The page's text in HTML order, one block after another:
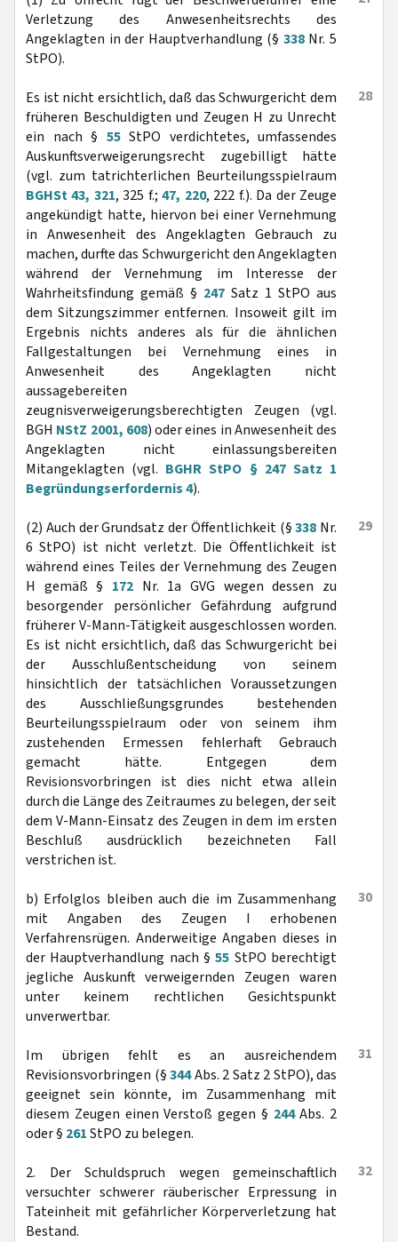
Verletzung des Anwesenheitsrechts des
Angeklagten in der Hauptverhandlung (§ 338Nr. 5
StPO).
28
Es ist nicht ersichtlich, daß das Schwurgericht dem
früheren Beschuldigten und Zeugen H zu Unrecht
ein nach § 55StPO verdichtetes, umfassendes
Auskunftsverweigerungsrecht zugebilligt hätte
(vgl. zum tatrichterlichen Beurteilungsspielraum
BGHSt 43, 321, 325 f.;47, 220, 222 f.). Da der Zeuge
angekündigt hatte, hiervon bei einer Vernehmung
in Anwesenheit des Angeklagten Gebrauch zu
machen, durfte das Schwurgericht den Angeklagten
während der Vernehmung im Interesse der
Wahrheitsfindung gemäß § 247 Satz 1 StPO aus
dem Sitzungszimmer entfernen. Insoweit gilt im
Ergebnis nichts anderes als für die ähnlichen
Fallgestaltungen bei Vernehmung eines in
Anwesenheit des Angeklagten nicht
aussagebereiten
zeugnisverweigerungsberechtigten Zeugen (vgl.
BGH NStZ 2001, 608) oder eines in Anwesenheit des
Angeklagten nicht einlassungsbereiten
Mitangeklagten (vgl. BGHR StPO § 247 Satz 1
Begründungserfordernis 4).
29
(2) Auch der Grundsatz der Öffentlichkeit (§338 Nr.
6 StPO) ist nicht verletzt. Die Öffentlichkeit ist
während eines Teiles der Vernehmung des Zeugen
H gemäß § 172 Nr. 1a GVG wegen dessen zu
besorgender persönlicher Gefährdung aufgrund
früherer V-Mann-Tätigkeit ausgeschlossen worden.
Es ist nicht ersichtlich, daß das Schwurgericht bei
der Ausschlußentscheidung von seinem
hinsichtlich der tatsächlichen Voraussetzungen
des Ausschließungsgrundes bestehenden
Beurteilungsspielraum oder von seinem ihm
zustehenden Ermessen fehlerhaft Gebrauch
gemacht hätte. Entgegen dem
Revisionsvorbringen ist dies nicht etwa allein
durch die Länge des Zeitraumes zu belegen, der seit
dem V-Mann-Einsatz des Zeugen in dem im ersten
Beschluß ausdrücklich bezeichneten Fall
verstrichen ist.
30
b) Erfolglos bleiben auch die im Zusammenhang
mit Angaben des Zeugen I erhobenen
Verfahrensrügen. Anderweitige Angaben dieses in
der Hauptverhandlung nach §55 StPO berechtigt
jegliche Auskunft verweigernden Zeugen waren
unter keinem rechtlichen Gesichtspunkt
unverwertbar.
31
Im übrigen fehlt es an ausreichendem
Revisionsvorbringen (§344Abs. 2 Satz 2 StPO), das
geeignet sein könnte, im Zusammenhang mit
diesem Zeugen einen Verstoß gegen § 244Abs. 2
oder § 261StPO zu belegen.
32
2. Der Schuldspruch wegen gemeinschaftlich
versuchter schwerer räuberischer Erpressung in
Tateinheit mit gefährlicher Körperverletzung hat
Bestand.